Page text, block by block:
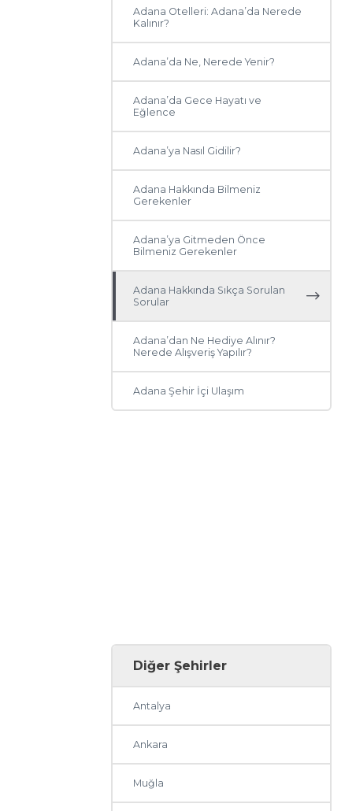
Adana Otelleri: Adana’da Nerede
Kalınır?
Adana’da Ne, Nerede Yenir?
Adana’da Gece Hayatı ve
Eğlence
Adana’ya Nasıl Gidilir?
Adana Hakkında Bilmeniz
Gerekenler
Adana’ya Gitmeden Önce
Bilmeniz Gerekenler
Adana Hakkında Sıkça Sorulan
Sorular
Adana’dan Ne Hediye Alınır?
Nerede Alışveriş Yapılır?
Adana Şehir İçi Ulaşım
Diğer Şehirler
Antalya
Ankara
Muğla